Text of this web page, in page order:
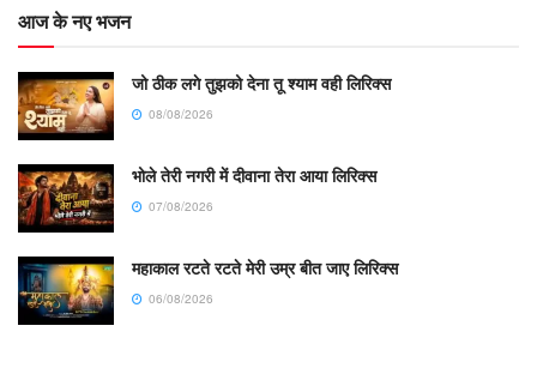
आज के नए भजन
जो ठीक लगे तुझको देना तू श्याम वही लिरिक्स
08/08/2026
भोले तेरी नगरी में दीवाना तेरा आया लिरिक्स
07/08/2026
महाकाल रटते रटते मेरी उम्र बीत जाए लिरिक्स
06/08/2026